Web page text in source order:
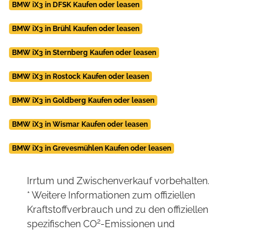
BMW iX3 in DFSK Kaufen oder leasen
BMW iX3 in Brühl Kaufen oder leasen
BMW iX3 in Sternberg Kaufen oder leasen
BMW iX3 in Rostock Kaufen oder leasen
BMW iX3 in Goldberg Kaufen oder leasen
BMW iX3 in Wismar Kaufen oder leasen
BMW iX3 in Grevesmühlen Kaufen oder leasen
Irrtum und Zwischenverkauf vorbehalten.
* Weitere Informationen zum offiziellen
Kraftstoffverbrauch und zu den offiziellen
spezifischen CO2-Emissionen und